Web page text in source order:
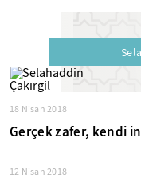
18 Nisan 2018
Gerçek zafer, kendi
12 Nisan 2018